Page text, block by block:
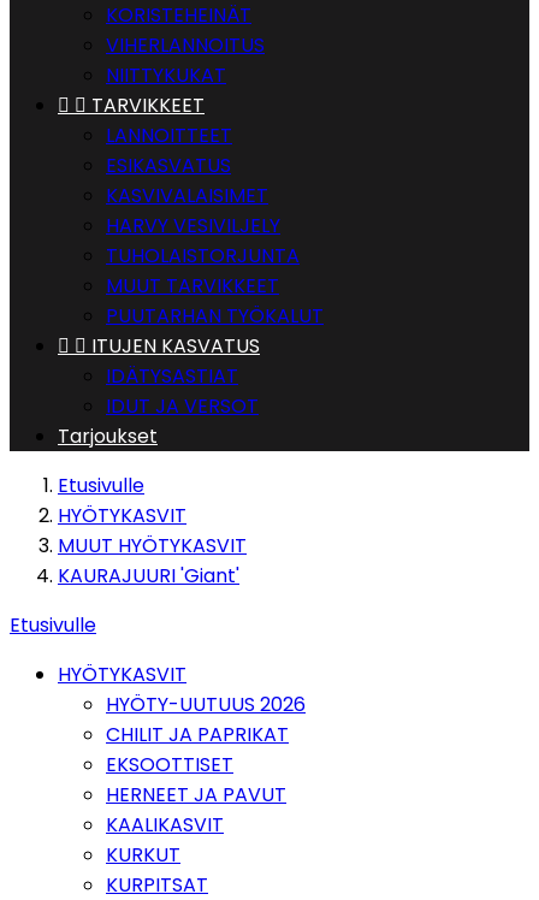
KORISTEHEINÄT
VIHERLANNOITUS
NIITTYKUKAT
  TARVIKKEET
LANNOITTEET
ESIKASVATUS
KASVIVALAISIMET
HARVY VESIVILJELY
TUHOLAISTORJUNTA
MUUT TARVIKKEET
PUUTARHAN TYÖKALUT
  ITUJEN KASVATUS
IDÄTYSASTIAT
IDUT JA VERSOT
Tarjoukset
Etusivulle
HYÖTYKASVIT
MUUT HYÖTYKASVIT
KAURAJUURI 'Giant'
Etusivulle
HYÖTYKASVIT
HYÖTY-UUTUUS 2026
CHILIT JA PAPRIKAT
EKSOOTTISET
HERNEET JA PAVUT
KAALIKASVIT
KURKUT
KURPITSAT